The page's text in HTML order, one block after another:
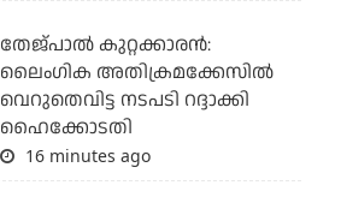
തേജ്പാല്‍ കുറ്റക്കാരന്‍:
ലൈംഗിക അതിക്രമക്കേസില്‍
വെറുതെവിട്ട നടപടി റദ്ദാക്കി
ഹൈക്കോടതി
16 minutes ago